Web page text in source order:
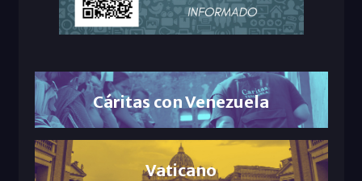
Cáritas con Venezuela
Vaticano